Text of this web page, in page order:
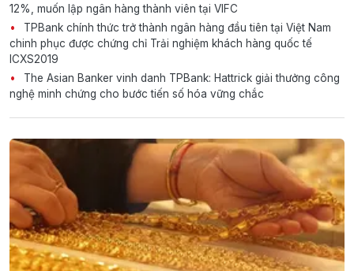
12%, muốn lập ngân hàng thành viên tại VIFC
TPBank chính thức trở thành ngân hàng đầu tiên tại Việt Nam
chinh phục được chứng chỉ Trải nghiệm khách hàng quốc tế
ICXS2019
The Asian Banker vinh danh TPBank: Hattrick giải thưởng công
nghệ minh chứng cho bước tiến số hóa vững chắc